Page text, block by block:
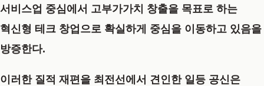
서비스업 중심에서 고부가가치 창출을 목표로 하는
혁신형 테크 창업으로 확실하게 중심을 이동하고 있음을
방증한다.
이러한 질적 재편을 최전선에서 견인한 일등 공신은